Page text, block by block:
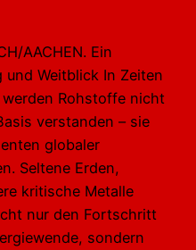
AACHEN. Ein
und Weitblick In Zeiten
Rohstoffe nicht
verstanden – sie
globaler
Seltene Erden,
kritische Metalle
nur den Fortschritt
sondern